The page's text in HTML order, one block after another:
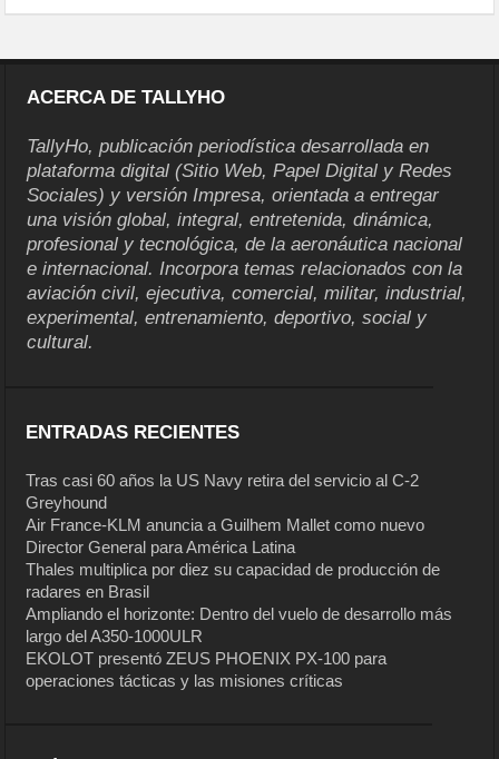
ACERCA DE TALLYHO
TallyHo, publicación periodística desarrollada en
plataforma digital (Sitio Web, Papel Digital y Redes
Sociales) y versión Impresa, orientada a entregar
una visión global, integral, entretenida, dinámica,
profesional y tecnológica, de la aeronáutica nacional
e internacional. Incorpora temas relacionados con la
aviación civil, ejecutiva, comercial, militar, industrial,
experimental, entrenamiento, deportivo, social y
cultural.
ENTRADAS RECIENTES
Tras casi 60 años la US Navy retira del servicio al C-2
Greyhound
Air France-KLM anuncia a Guilhem Mallet como nuevo
Director General para América Latina
Thales multiplica por diez su capacidad de producción de
radares en Brasil
Ampliando el horizonte: Dentro del vuelo de desarrollo más
largo del A350-1000ULR
EKOLOT presentó ZEUS PHOENIX PX-100 para
operaciones tácticas y las misiones críticas